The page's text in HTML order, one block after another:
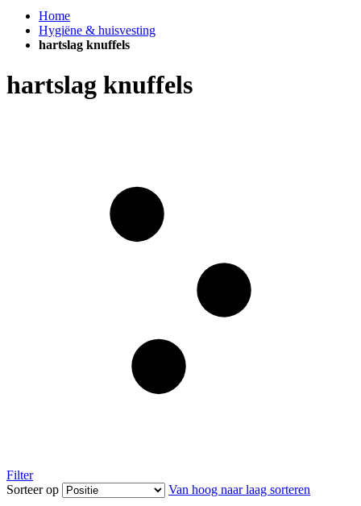
Home
Hygiëne & huisvesting
hartslag knuffels
hartslag knuffels
Filter
Sorteer op
Van hoog naar laag sorteren